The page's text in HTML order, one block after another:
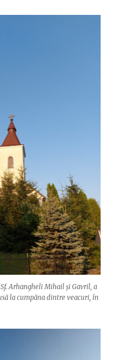
Arhangheli Mihail și Gavril, a
la cumpăna dintre veacuri, în